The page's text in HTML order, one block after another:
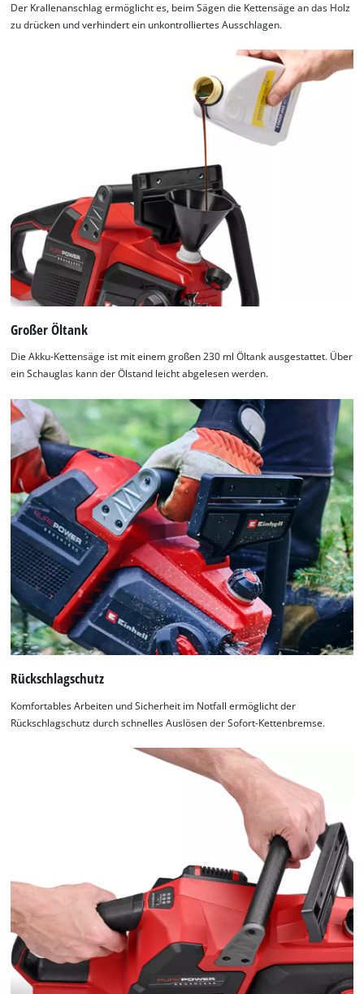
Der Krallenanschlag ermöglicht es, beim Sägen die Kettensäge an das Holz
zu drücken und verhindert ein unkontrolliertes Ausschlagen.
Großer Öltank
Die Akku-Kettensäge ist mit einem großen 230 ml Öltank ausgestattet. Über
ein Schauglas kann der Ölstand leicht abgelesen werden.
Rückschlagschutz
Komfortables Arbeiten und Sicherheit im Notfall ermöglicht der
Rückschlagschutz durch schnelles Auslösen der Sofort-Kettenbremse.